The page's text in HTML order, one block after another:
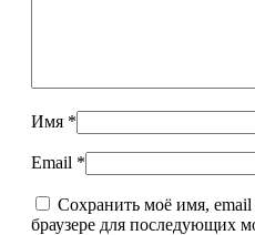
Имя *
Email *
Сохранить моё имя, email
браузере для последующих